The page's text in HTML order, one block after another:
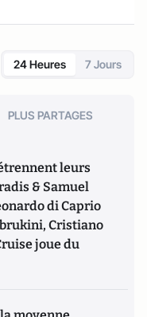
24 Heures 7 Jours
PLUS PARTAGES
leurs
& Samuel
di Caprio
Cristiano
joue du